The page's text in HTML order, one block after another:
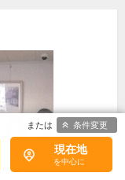
現在地
条件変更